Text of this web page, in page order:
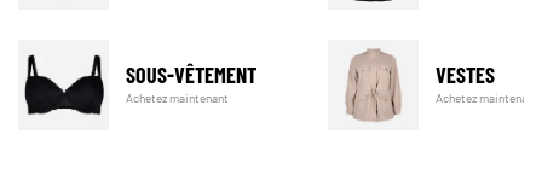
SOUS-VÊTEMENT
Achetez maintenant
VESTES
Achetez maintenant